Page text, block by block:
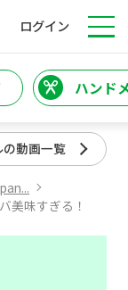
ログイン
ハンド
動画一覧
美味すぎる！